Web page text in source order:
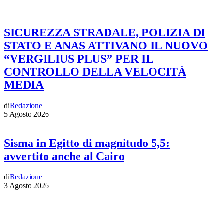
SICUREZZA STRADALE, POLIZIA DI
STATO E ANAS ATTIVANO IL NUOVO
“VERGILIUS PLUS” PER IL
CONTROLLO DELLA VELOCITÀ
MEDIA
diRedazione
5 Agosto 2026
Sisma in Egitto di magnitudo 5,5:
avvertito anche al Cairo
diRedazione
3 Agosto 2026